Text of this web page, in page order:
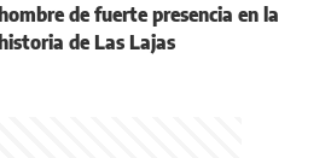
hombre de fuerte presencia en la
historia de Las Lajas